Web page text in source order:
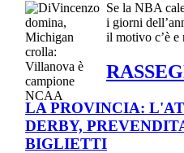
Se la NBA
i giorni
il motivo c’è e
LA PROVINCIA:
DERBY,
BIGLIETTI